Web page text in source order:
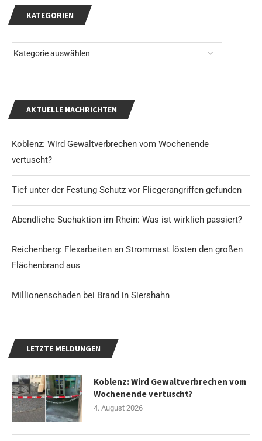
KATEGORIEN
AKTUELLE NACHRICHTEN
Koblenz: Wird Gewaltverbrechen vom Wochenende
vertuscht?
Tief unter der Festung Schutz vor Fliegerangriffen gefunden
Abendliche Suchaktion im Rhein: Was ist wirklich passiert?
Reichenberg: Flexarbeiten an Strommast lösten den großen
Flächenbrand aus
Millionenschaden bei Brand in Siershahn
LETZTE MELDUNGEN
Koblenz: Wird Gewaltverbrechen vom
Wochenende vertuscht?
4. August 2026